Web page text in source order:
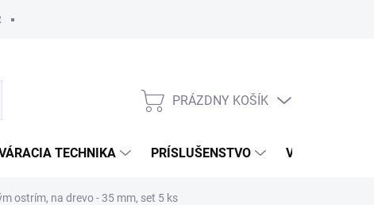
NÁKUPNÝ
PRÁZDNY KOŠÍK
TECHNIKA PRÍSLUŠENSTVO VÝROBCOVIA
ostrím, na drevo - 35 mm, set 5 ks